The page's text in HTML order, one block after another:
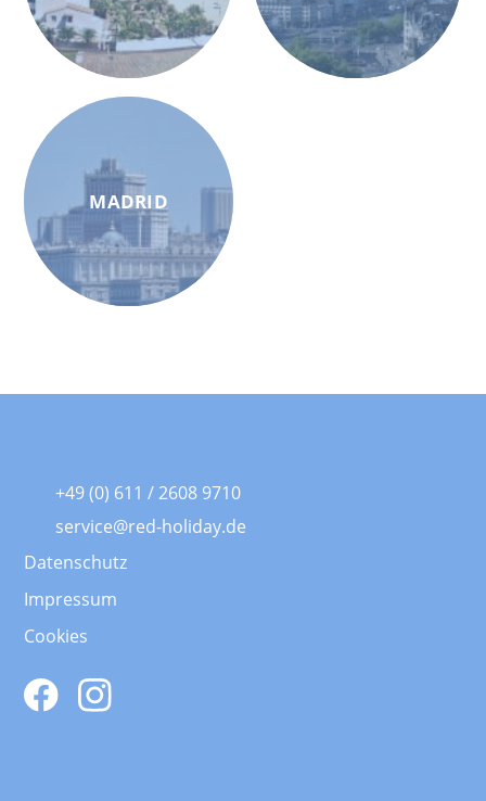
MADRID
+49 (0) 611 / 2608 9710
service@red-holiday.de
Datenschutz
Impressum
Cookies